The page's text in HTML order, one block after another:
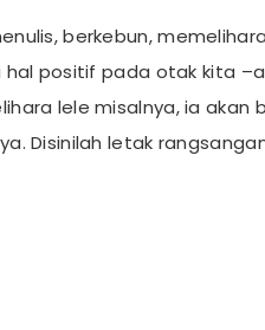
berkebun,
positif pada otak kita
lele misalnya, ia akan
Disinilah letak